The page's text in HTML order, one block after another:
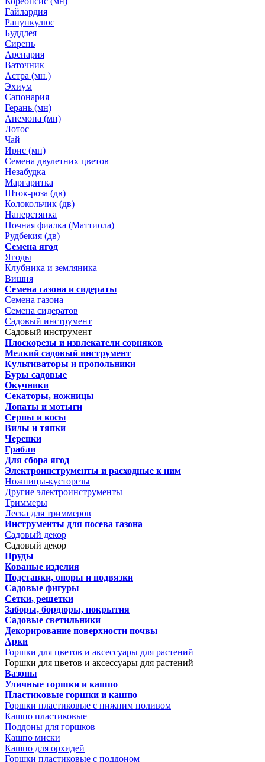
Гайлардия
Ранункулюс
Буддлея
Сирень
Аренария
Ваточник
Астра (мн.)
Эхиум
Сапонария
Герань (мн)
Анемона (мн)
Лотос
Чай
Ирис (мн)
Семена двулетних цветов
Незабудка
Маргаритка
Шток-роза (дв)
Колокольчик (дв)
Наперстянка
Ночная фиалка (Маттиола)
Рудбекия (дв)
Семена ягод
Ягоды
Клубника и земляника
Вишня
Семена газона и сидераты
Семена газона
Семена сидератов
Садовый инструмент
Садовый инструмент
Плоскорезы и извлекатели сорняков
Мелкий садовый инструмент
Культиваторы и пропольники
Буры садовые
Окучники
Секаторы, ножницы
Лопаты и мотыги
Серпы и косы
Вилы и тяпки
Черенки
Грабли
Для сбора ягод
Электроинструменты и расходные к ним
Ножницы-кусторезы
Другие электроинструменты
Триммеры
Леска для триммеров
Инструменты для посева газона
Садовый декор
Садовый декор
Пруды
Кованые изделия
Подставки, опоры и подвязки
Садовые фигуры
Сетки, решетки
Заборы, бордюры, покрытия
Садовые светильники
Декорирование поверхности почвы
Арки
Горшки для цветов и аксессуары для растений
Горшки для цветов и аксессуары для растений
Вазоны
Уличные горшки и кашпо
Пластиковые горшки и кашпо
Горшки пластиковые с нижним поливом
Кашпо пластиковые
Поддоны для горшков
Кашпо миски
Кашпо для орхидей
Горшки пластиковые с поддоном